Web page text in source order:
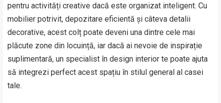
pentru activități creative dacă este organizat inteligent. Cu
mobilier potrivit, depozitare eficientă și câteva detalii
decorative, acest colț poate deveni una dintre cele mai
plăcute zone din locuință, iar dacă ai nevoie de inspirație
suplimentară, un specialist în design interior te poate ajuta
să integrezi perfect acest spațiu în stilul general al casei
tale.